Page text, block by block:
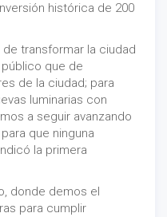
histórica de 200
transformar la ciudad
que de
de la ciudad; para
luminarias con
a seguir avanzando
que ninguna
la primera
donde demos el
para cumplir